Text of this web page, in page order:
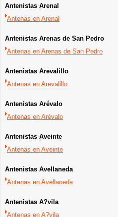
Antenistas Arenal
Antenas en Arenal
Antenistas Arenas de San Pedro
Antenas en Arenas de San Pedro
Antenistas Arevalillo
Antenas en Arevalillo
Antenistas Arévalo
Antenas en Arévalo
Antenistas Aveinte
Antenas en Aveinte
Antenistas Avellaneda
Antenas en Avellaneda
Antenistas A?vila
Antenas en A?vila